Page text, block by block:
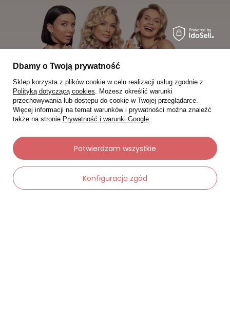
Moje zamówienia
Status zamówienia
Śledzenie przesyłki
Dbamy o Twoją prywatność
Sklep korzysta z plików cookie w celu realizacji usług zgodnie z
Polityką dotyczącą cookies. Możesz określić warunki
przechowywania lub dostępu do cookie w Twojej przeglądarce.
Więcej informacji na temat warunków i prywatności można znaleźć
także na stronie Prywatność i warunki Google.
Konfiguracja zgód
Potwierdzam wszystkie